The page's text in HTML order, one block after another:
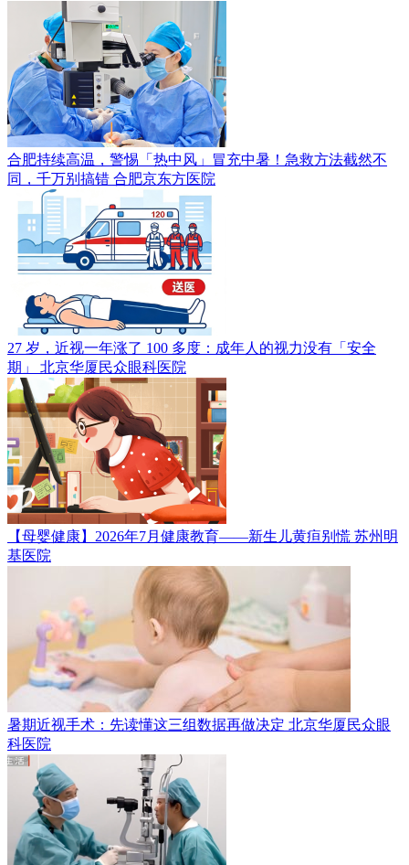
合肥持续高温，警惕「热中风」冒充中暑！急救方法截然不
同，千万别搞错 合肥京东方医院
27 岁，近视一年涨了 100 多度：成年人的视力没有「安全
期」 北京华厦民众眼科医院
【母婴健康】2026年7月健康教育——新生儿黄疸别慌 苏州明
基医院
暑期近视手术：先读懂这三组数据再做决定 北京华厦民众眼
科医院